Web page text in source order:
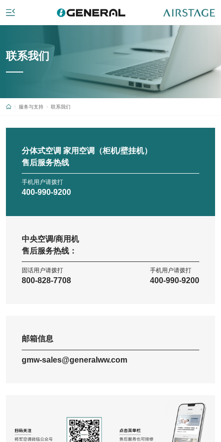
联系我们
服务与支持 联系我们
分体式空调 家用空调（柜机/壁挂机）
售后服务热线
手机用户请拨打
400-990-9200
中央空调/商用机
售后服务热线：
固话用户请拨打
800-828-7708
手机用户请拨打
400-990-9200
邮箱信息
gmw-sales@generalww.com